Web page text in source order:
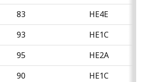
83
HE4E
93
HE1C
95
HE2A
90
HE1C